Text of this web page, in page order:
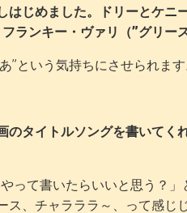
はじめました。ドリーとケニ
ランキー・ヴァリ（”グリー
”という気持ちにさせられます
のタイトルソングを書いてく
って書いたらいいと思う？
、チャラララ～、って感じ